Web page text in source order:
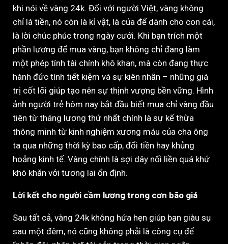
khi nói về vàng 24k. Đối với người Việt, vàng không
chỉ là tiền, nó còn là kỉ vật, là của để dành cho con cái,
là lời chúc phúc trong ngày cưới. Khi bạn trích một
phần lương để mua vàng, bạn không chỉ đang làm
một phép tính tài chính khô khan, mà còn đang thực
hành đức tính tiết kiệm và sự kiên nhẫn – những giá
trị cốt lõi giúp tạo nên sự thịnh vượng bền vững. Hình
ảnh người trẻ hôm nay bắt đầu biết mua chỉ vàng đầu
tiên từ tháng lương thứ nhất chính là sự kế thừa
thông minh từ kinh nghiệm xương máu của cha ông
ta qua những thời kỳ bao cấp, đổi tiền hay khủng
hoảng kinh tế. Vàng chính là sợi dây nối liền quá khứ
khó khăn với tương lai ổn định.
Lời kết cho người cầm lương trong cơn bão giá
Sau tất cả, vàng 24k không hứa hẹn giúp bạn giàu sụ
sau một đêm, nó cũng không phải là công cụ để